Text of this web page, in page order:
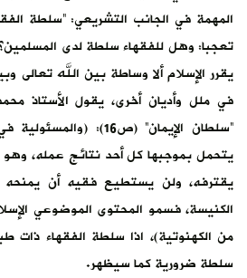
المهمة في الجانب التشريعي: “سلطة
تعجبا: وهل للفقهاء سلطة لدى
يقرر الإسلام ألا وساطة بين الله
في ملل وأديان أخرى، يقول الأستاذ
“سلطان الإيمان” (ص16):
يتحمل بموجبها كل أحد نتائج عمله، وهو
يقترفه، ولن يستطيع فقيه أن يمنحه
الكنيسة، فسمو المحتوى الموضوعي
من الكهنوتية)، اذا سلطة الفقهاء ذات
سلطة ضرورية كما سيظهر.